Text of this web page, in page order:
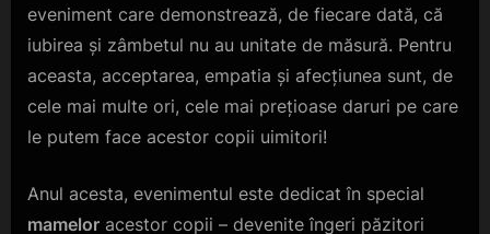
eveniment care demonstrează, de fiecare dată, că
iubirea și zâmbetul nu au unitate de măsură. Pentru
aceasta, acceptarea, empatia și afecțiunea sunt, de
cele mai multe ori, cele mai prețioase daruri pe care
le putem face acestor copii uimitori!
Anul acesta, evenimentul este dedicat în special
mamelor acestor copii – devenite îngeri păzitori